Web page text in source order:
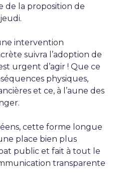
de la proposition de
intervention
suivra l’adoption de
urgent d’agir ! Que ce
physiques,
et ce, à l’aune des
cette forme longue
place bien plus
public et fait à tout le
transparente